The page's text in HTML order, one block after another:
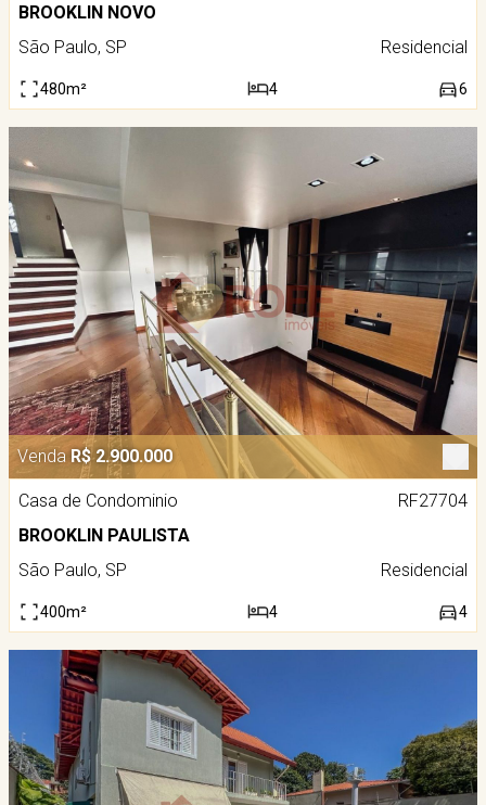
BROOKLIN NOVO
São Paulo, SP
Residencial
480m² 4 6
Venda R$ 2.900.000
Casa de Condominio
RF27704
BROOKLIN PAULISTA
São Paulo, SP
Residencial
400m² 4 4